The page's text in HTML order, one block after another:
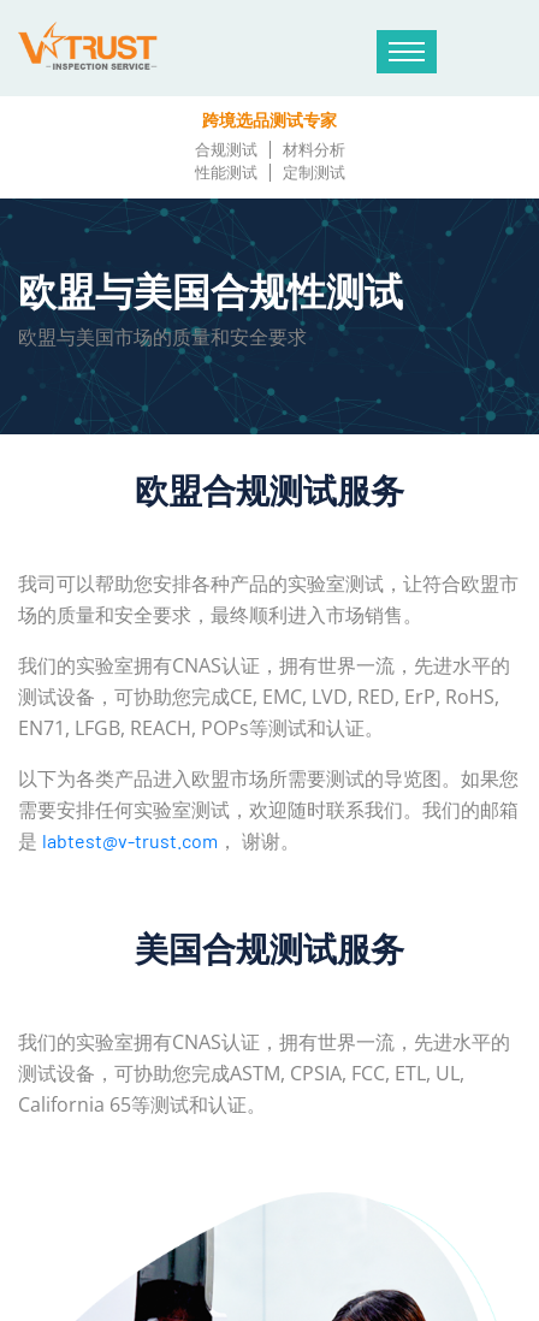
跨境选品测试专家
合规测试
材料分析
性能测试
定制测试
欧盟与美国合规性测试
欧盟与美国市场的质量和安全要求
欧盟合规测试服务
我司可以帮助您安排各种产品的实验室测试，让符合欧盟市
场的质量和安全要求，最终顺利进入市场销售。
我们的实验室拥有CNAS认证，拥有世界一流，先进水平的
测试设备，可协助您完成CE, EMC, LVD, RED, ErP, RoHS,
EN71, LFGB, REACH, POPs等测试和认证。
以下为各类产品进入欧盟市场所需要测试的导览图。如果您
需要安排任何实验室测试，欢迎随时联系我们。我们的邮箱
是 labtest@v-trust.com ， 谢谢。
美国合规测试服务
我们的实验室拥有CNAS认证，拥有世界一流，先进水平的
测试设备，可协助您完成ASTM, CPSIA, FCC, ETL, UL,
California 65等测试和认证。